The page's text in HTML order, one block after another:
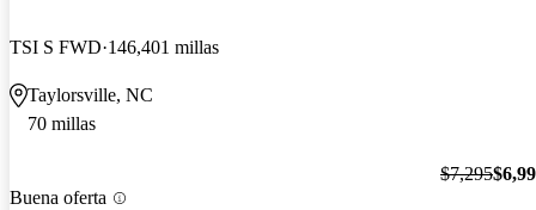
TSI S FWD 146,401 millas
Taylorsville, NC
70 millas
Buena oferta
$7,295